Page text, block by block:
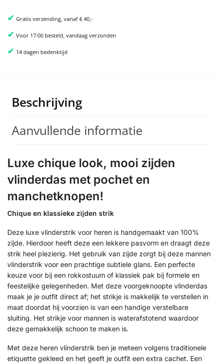
✔ Gratis verzending, vanaf € 40,-
✔ Voor 17:00 besteld, vandaag verzonden
✔ 14 dagen bedenktijd
Beschrijving
Aanvullende informatie
Luxe chique look, mooi zijden
vlinderdas met pochet en
manchetknopen!
Chique en klassieke zijden strik
Deze luxe vlinderstrik voor heren is handgemaakt van 100%
zijde. Hierdoor heeft deze een lekkere pasvorm en draagt deze
strik heel plezierig. Het gebruik van zijde zorgt bij deze mannen
vlinderstrik voor een prachtige subtiele glans. Een perfecte
keuze voor bij een rokkostuum of klassiek pak bij formele en
feestelijke gelegenheden. Met deze voorgeknoopte vlinderdas
maak je je outfit direct af; het strikje is makkelijk te verstellen in
maat doordat hij voorzien is van een handige verstelbare
sluiting. Het strikje voor mannen is waterafstotend waardoor
deze gemakkelijk schoon te maken is.
Met deze heren vlinderstrik ben je meteen volgens traditionele
etiquette gekleed en het geeft je outfit een extra cachet. Een